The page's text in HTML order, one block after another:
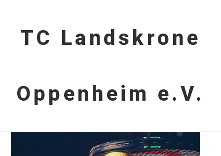
springenTC Landskrone
Oppenheim e.V.